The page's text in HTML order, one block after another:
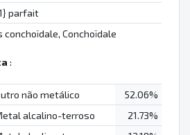
parfait
conchoïdale, Conchoïdale
:
não metálico
52.06%
alcalino-terroso
21.73%